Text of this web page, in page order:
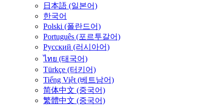
日本語 (일본어)
한국어
Polski (폴란드어)
Português (포르투갈어)
Русский (러시아어)
ไทย (태국어)
Türkçe (터키어)
Tiếng Việt (베트남어)
简体中文 (중국어)
繁體中文 (중국어)